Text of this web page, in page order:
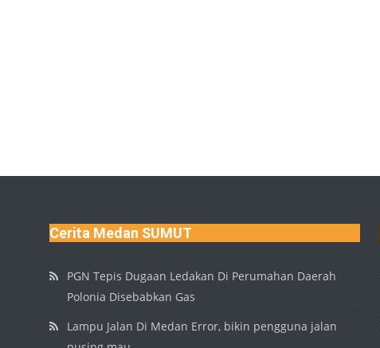
Cerita Medan SUMUT
PGN Tepis Dugaan Ledakan Di Perumahan Daerah
Polonia Disebabkan Gas
Lampu Jalan Di Medan Error, bikin pengguna jalan